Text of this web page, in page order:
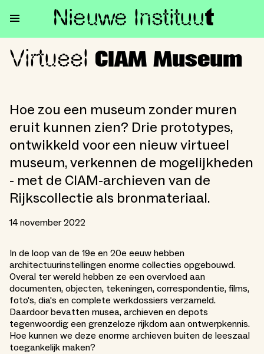
Nieuwe Instituut
Virtueel CIAM Museum
Virtueel CIAM Museum
Hoe zou een museum zonder muren
eruit kunnen zien? Drie prototypes,
ontwikkeld voor een nieuw virtueel
museum, verkennen de mogelijkheden
- met de CIAM-archieven van de
Rijkscollectie als bronmateriaal.
14 november 2022
In de loop van de 19e en 20e eeuw hebben
architectuurinstellingen enorme collecties opgebouwd.
Overal ter wereld hebben ze een overvloed aan
documenten, objecten, tekeningen, correspondentie, films,
foto's, dia's en complete werkdossiers verzameld.
Daardoor bevatten musea, archieven en depots
tegenwoordig een grenzeloze rijkdom aan ontwerpkennis.
Hoe kunnen we deze enorme archieven buiten de leeszaal
toegankelijk maken?